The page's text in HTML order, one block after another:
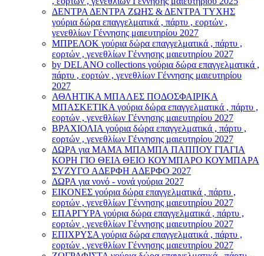
ΔΕΝΤΡΑ ΔΕΝΤΡΑ ΖΩΗΣ & ΔΕΝΤΡΑ ΤΥΧΗΣ
γούρια δώρα επαγγελματικά , πάρτυ , εορτών ,
γενεθλίων Γέννησης μαιευτηρίου 2027
ΜΠΡΕΛΟΚ γούρια δώρα επαγγελματικά , πάρτυ ,
εορτών , γενεθλίων Γέννησης μαιευτηρίου 2027
by DELANO collections γούρια δώρα επαγγελματικά ,
πάρτυ , εορτών , γενεθλίων Γέννησης μαιευτηρίου
2027
ΑΘΛΗΤΙΚΑ ΜΠΑΛΕΣ ΠΟΔΟΣΦΑΙΡΙΚΑ
ΜΠΑΣΚΕΤΙΚΑ γούρια δώρα επαγγελματικά , πάρτυ ,
εορτών , γενεθλίων Γέννησης μαιευτηρίου 2027
ΒΡΑΧΙΟΛΙA γούρια δώρα επαγγελματικά , πάρτυ ,
εορτών , γενεθλίων Γέννησης μαιευτηρίου 2027
ΔΩΡΑ για ΜΑΜΑ ΜΠΑΜΠΑ ΠΑΠΠΟΥ ΓΙΑΓΙΑ
ΚΟΡΗ ΓΙΟ ΘΕΙΑ ΘΕΙΟ ΚΟΥΜΠΑΡΟ ΚΟΥΜΠΑΡΑ
ΣΥΖΥΓΟ ΑΔΕΡΦΗ ΑΔΕΡΦΟ 2027
ΔΩΡΑ για νονό - νονά γούρια 2027
ΕΙΚΟΝΕΣ γούρια δώρα επαγγελματικά , πάρτυ ,
εορτών , γενεθλίων Γέννησης μαιευτηρίου 2027
ΕΠΑΡΓΥΡΑ γούρια δώρα επαγγελματικά , πάρτυ ,
εορτών , γενεθλίων Γέννησης μαιευτηρίου 2027
ΕΠΙΧΡΥΣΑ γούρια δώρα επαγγελματικά , πάρτυ ,
εορτών , γενεθλίων Γέννησης μαιευτηρίου 2027